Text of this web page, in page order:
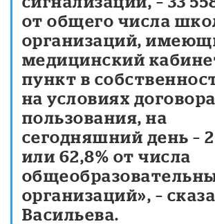
от общего числа
организаций,
медицинский
пункт в
на условиях договора
пользования, на
сегодняшний день –
или 62,8% от числа
организаций», –
Васильева.